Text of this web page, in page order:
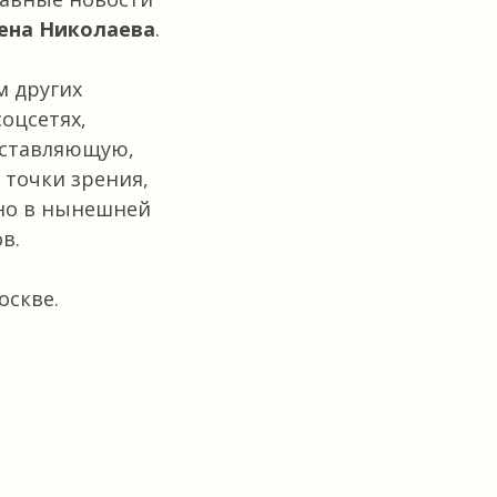
Николаева.
других
зрения,
в нынешней